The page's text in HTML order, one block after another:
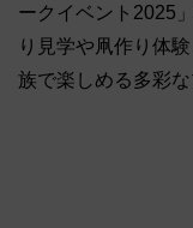
ークイベント2025
り見学や凧作り体
族で楽しめる多彩